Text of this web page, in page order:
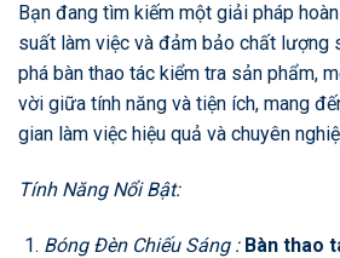
Bạn đang tìm kiếm một giải pháp
suất làm việc và đảm bảo chất lượng
phá bàn thao tác kiểm tra sản phẩm,
vời giữa tính năng và tiện ích, mang
gian làm việc hiệu quả và chuyên
Tính Năng Nổi Bật:
Bóng Đèn Chiếu Sáng : Bàn thao